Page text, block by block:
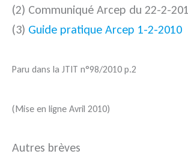
(2) Communiqué Arcep du 22-2-
(3) Guide pratique Arcep 1-2-2010
Paru dans la JTIT n°98/2010 p.2
(Mise en ligne Avril 2010)
Autres brèves